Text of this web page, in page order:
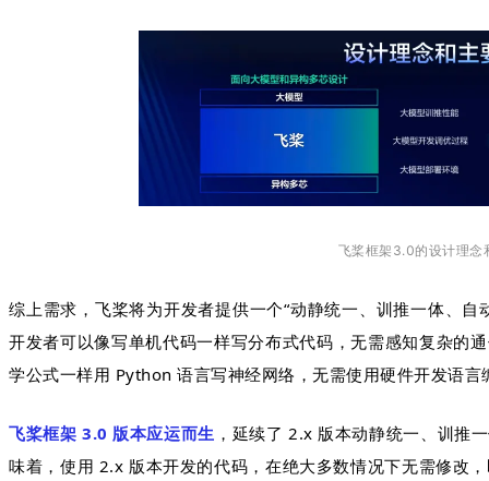
飞桨框架3.0的设计理念
综上需求，飞桨将为开发者提供一个“动静统一、训推一体、
开发者可以像写单机代码一样写分布式代码，无需感知复杂的
学公式一样用 Python 语言写神经网络，无需使用硬件开发语
飞桨框架 3.0 版本应运而生 ，延续了 2.x 版本动静统一、训推
味着，使用 2.x 版本开发的代码，在绝大多数情况下无需修改